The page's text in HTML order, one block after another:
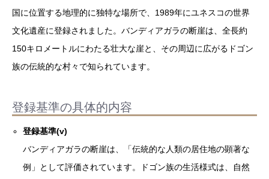
国に位置する地理的に独特な場所で、1989年にユネスコの世界
文化遺産に登録されました。バンディアガラの断崖は、全長約
150キロメートルにわたる壮大な崖と、その周辺に広がるドゴン
族の伝統的な村々で知られています。
登録基準の具体的内容
登録基準(v)
バンディアガラの断崖は、「伝統的な人類の居住地の顕著な
例」として評価されています。ドゴン族の生活様式は、自然